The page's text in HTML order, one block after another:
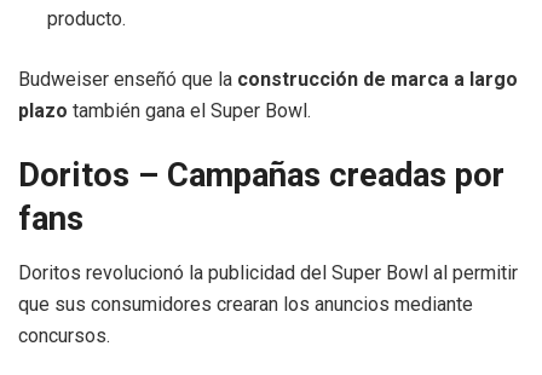
producto.
Budweiser enseñó que la construcción de marca a largo
plazo también gana el Super Bowl.
Doritos – Campañas creadas por
fans
Doritos revolucionó la publicidad del Super Bowl al permitir
que sus consumidores crearan los anuncios mediante
concursos.